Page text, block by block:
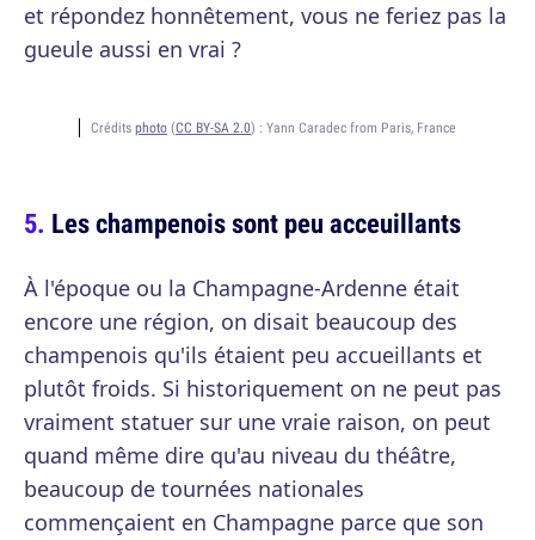
et répondez honnêtement, vous ne feriez pas la
gueule aussi en vrai ?
Crédits photo (CC BY-SA 2.0) : Yann Caradec from Paris, France
Les champenois sont peu acceuillants
À l'époque ou la Champagne-Ardenne était
encore une région, on disait beaucoup des
champenois qu'ils étaient peu accueillants et
plutôt froids. Si historiquement on ne peut pas
vraiment statuer sur une vraie raison, on peut
quand même dire qu'au niveau du théâtre,
beaucoup de tournées nationales
commençaient en Champagne parce que son